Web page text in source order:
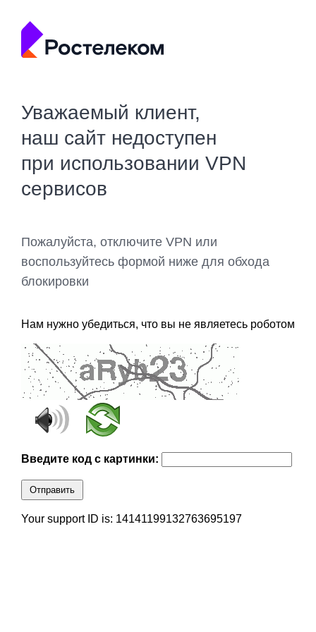
Уважаемый клиент,
наш сайт недоступен
при использовании VPN
сервисов
Пожалуйста, отключите VPN или
воспользуйтесь формой ниже для обхода
блокировки
Нам нужно убедиться, что вы не являетесь роботом
Введите код с картинки:
Отправить
Your support ID is: 14141199132763695197